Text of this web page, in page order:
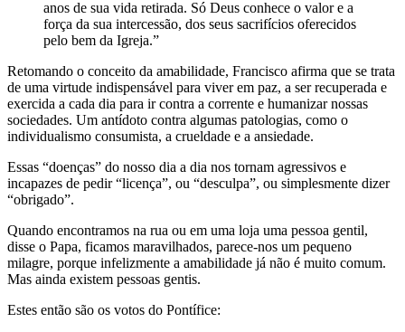
anos de sua vida retirada. Só Deus conhece o valor e a
força da sua intercessão, dos seus sacrifícios oferecidos
pelo bem da Igreja.”
Retomando o conceito da amabilidade, Francisco afirma que se trata
de uma virtude indispensável para viver em paz, a ser recuperada e
exercida a cada dia para ir contra a corrente e humanizar nossas
sociedades. Um antídoto contra algumas patologias, como o
individualismo consumista, a crueldade e a ansiedade.
Essas “doenças” do nosso dia a dia nos tornam agressivos e
incapazes de pedir “licença”, ou “desculpa”, ou simplesmente dizer
“obrigado”.
Quando encontramos na rua ou em uma loja uma pessoa gentil,
disse o Papa, ficamos maravilhados, parece-nos um pequeno
milagre, porque infelizmente a amabilidade já não é muito comum.
Mas ainda existem pessoas gentis.
Estes então são os votos do Pontífice: